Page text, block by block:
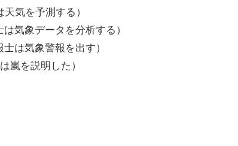
天気を予測する）
気象データを分析する）
は気象警報を出す）
嵐を説明した）